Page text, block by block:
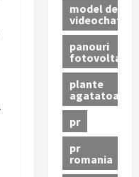
model de
videochat
panouri
fotovoltaice
plante
agatatoare
pr
pr
romania